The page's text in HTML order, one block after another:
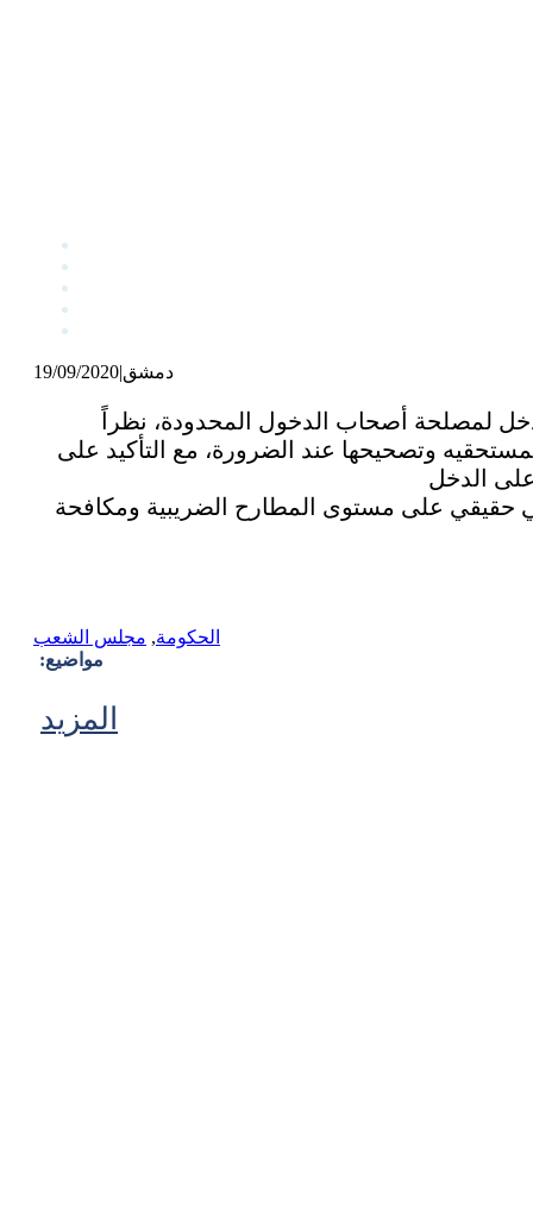
19/09/2020|دمشق
لمصلحة أصحاب الدخول المحدودة، نظراً
وتصحيحها عند الضرورة، مع التأكيد على
حقيقي على مستوى المطارح الضريبية ومكافحة
الحكومة, مجلس الشعب
مواضيع:
المزيد